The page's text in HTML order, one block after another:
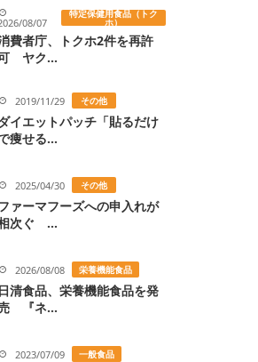
08/07
特定保健用食品（トク
ホ）
費者庁、トクホ2件を再許
ヤク...
2019/11/29 その他
イエットパッチ「貼るだけ
痩せる...
2025/04/30 その他
ァーマフーズへの申入れが
次ぐ ...
2026/08/08 栄養機能食品
日清食品、栄養機能食品を発
『ネ...
2023/07/09 一般食品